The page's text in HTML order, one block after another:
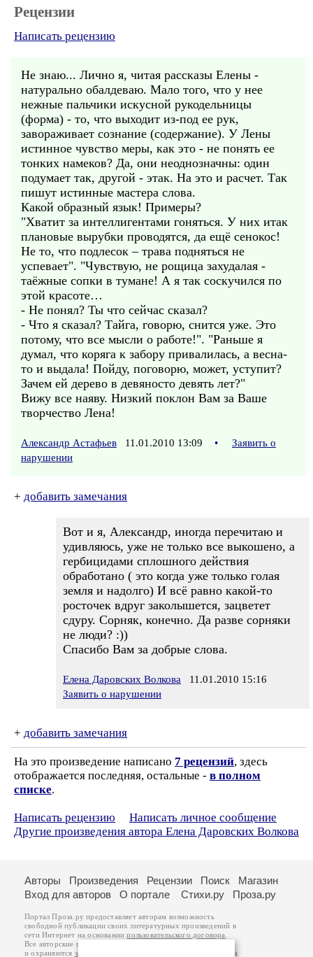
Рецензии
Написать рецензию
Не знаю... Лично я, читая рассказы Елены -
натурально обалдеваю. Мало того, что у нее
нежные пальчики искусной рукодельницы
(форма) - то, что выходит из-под ее рук,
завораживает сознание (содержание). У Лены
истинное чувство меры, как это - не понять ее
тонких намеков? Да, они неоднозначны: один
подумает так, другой - этак. На это и расчет. Так
пишут истинные мастера слова.
Какой образный язык! Примеры?
"Хватит за интеллигентами гоняться. У них итак
плановые вырубки проводятся, да ещё сенокос!
Не то, что подлесок – трава подняться не
успевает". "Чувствую, не рощица захудалая -
таёжные сопки в тумане! А я так соскучился по
этой красоте…
- Не понял? Ты что сейчас сказал?
- Что я сказал? Тайга, говорю, снится уже. Это
потому, что все мысли о работе!". "Раньше я
думал, что коряга к забору привалилась, а весна-
то и выдала! Пойду, поговорю, может, уступит?
Зачем ей дерево в девяносто девять лет?"
Вижу все наяву. Низкий поклон Вам за Ваше
творчество Лена!
Александр Астафьев 11.01.2010 13:09 •
Заявить о
нарушении
+ добавить замечания
Вот и я, Александр, иногда перечитаю и
удивляюсь, уже не только все выкошено, а
гербицидами сплошного действия
обработано ( это когда уже только голая
земля и надолго) И всё равно какой-то
росточек вдруг заколышется, зацветет
сдуру. Сорняк, конечно. Да разве сорняки
не люди? :))
Спасибо Вам за добрые слова.
Елена Даровских Волкова 11.01.2010 15:16
Заявить о нарушении
+ добавить замечания
На это произведение написано 7 рецензий, здесь
отображается последняя, остальные - в полном
списке.
Написать рецензию
Написать личное сообщение
Другие произведения автора Елена Даровских Волкова
Авторы Произведения Рецензии Поиск
Магазин
Вход для авторов
О портале Стихи.ру Проза.ру
Портал Проза.ру предоставляет авторам возможность
свободной публикации своих литературных произведений в
сети Интернет на основаниипользовательского договора
Все авторские права на произведения принадлежат авторам
и охраняются законом . Перепечатка произведений возможна